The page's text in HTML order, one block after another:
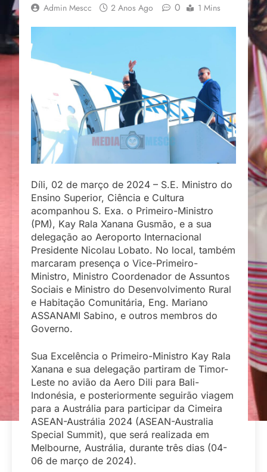
Admin Mescc 2 Anos Ago 0 1 Mins
Díli, 02 de março de 2024 – S.E. Ministro do
Ensino Superior, Ciência e Cultura
acompanhou S. Exa. o Primeiro-Ministro
(PM), Kay Rala Xanana Gusmão, e a sua
delegação ao Aeroporto Internacional
Presidente Nicolau Lobato. No local, também
marcaram presença o Vice-Primeiro-
Ministro, Ministro Coordenador de Assuntos
Sociais e Ministro do Desenvolvimento Rural
e Habitação Comunitária, Eng. Mariano
ASSANAMI Sabino, e outros membros do
Governo.
Sua Excelência o Primeiro-Ministro Kay Rala
Xanana e sua delegação partiram de Timor-
Leste no avião da Aero Dili para Bali-
Indonésia, e posteriormente seguirão viagem
para a Austrália para participar da Cimeira
ASEAN-Austrália 2024 (ASEAN-Australia
Special Summit), que será realizada em
Melbourne, Austrália, durante três dias (04-
06 de março de 2024).